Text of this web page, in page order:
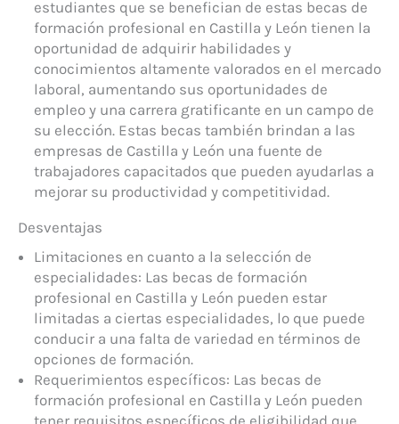
estudiantes que se benefician de estas becas de
formación profesional en Castilla y León tienen la
oportunidad de adquirir habilidades y
conocimientos altamente valorados en el mercado
laboral, aumentando sus oportunidades de
empleo y una carrera gratificante en un campo de
su elección. Estas becas también brindan a las
empresas de Castilla y León una fuente de
trabajadores capacitados que pueden ayudarlas a
mejorar su productividad y competitividad.
Desventajas
Limitaciones en cuanto a la selección de
especialidades: Las becas de formación
profesional en Castilla y León pueden estar
limitadas a ciertas especialidades, lo que puede
conducir a una falta de variedad en términos de
opciones de formación.
Requerimientos específicos: Las becas de
formación profesional en Castilla y León pueden